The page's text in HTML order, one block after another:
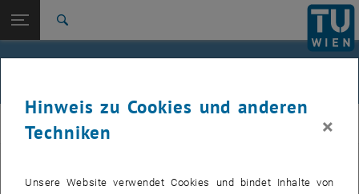
TU Login
Zur 1. Menü Ebene
E210-01-Forschungsbereich Integrale Planung und
Zurück: Subseiten von Lehre auflisten
Lehre
ibau
7. REAL ESTATE AWARD Flughafen MÜNCHEN
Hinweis zu Cookies und anderen
Techniken
×
Unsere Website verwendet Cookies und bindet Inhalte von